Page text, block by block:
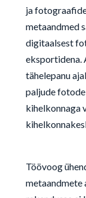
ja
metaandmed
digitaalsest
eksportidena.
tähelepanu
paljude
kihelkonnaga
Töövoog
metaandmete